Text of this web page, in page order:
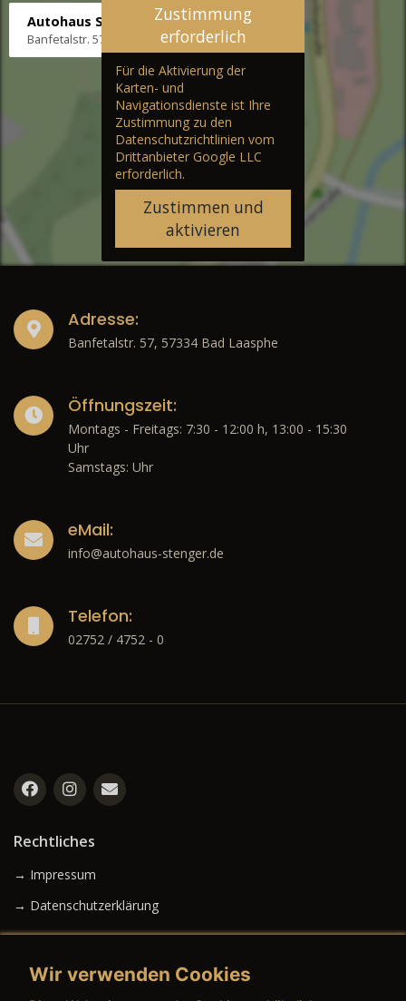
Autohaus Stenger
Banfetalstr. 57, 57334 Bad Laasphe
Zustimmung
erforderlich
Für die Aktivierung der
Karten- und
Navigationsdienste ist Ihre
Zustimmung zu den
Datenschutzrichtlinien vom
Drittanbieter Google LLC
erforderlich.
Zustimmen und
aktivieren
Adresse:
Banfetalstr. 57, 57334 Bad Laasphe
Öffnungszeit:
Montags - Freitags: 7:30 - 12:00 h, 13:00 - 15:30
Uhr
Samstags: Uhr
eMail:
info@autohaus-stenger.de
Telefon:
02752 / 4752 - 0
Rechtliches
→ Impressum
→ Datenschutzerklärung
Wir verwenden Cookies